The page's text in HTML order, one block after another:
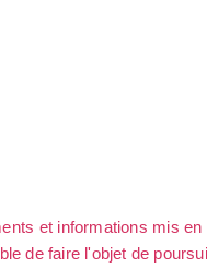
et informations mis
de faire l'objet de